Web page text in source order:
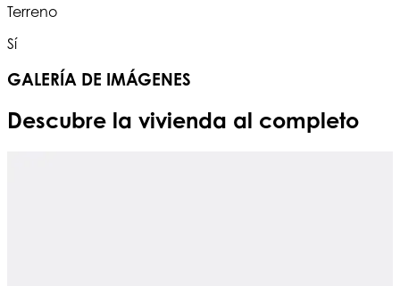
Terreno
Sí
GALERÍA DE IMÁGENES
Descubre la vivienda al completo